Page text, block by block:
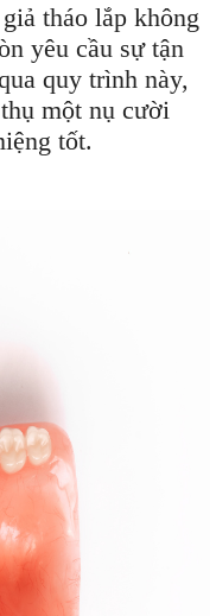
tháo lắp không
yêu cầu sự tận
quy trình này,
một nụ cười
tốt.